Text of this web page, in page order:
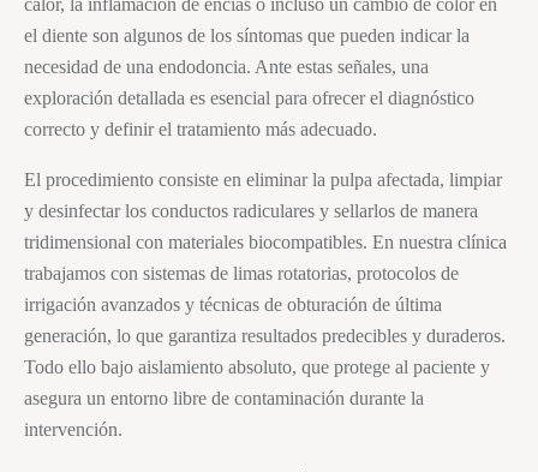
calor, la inflamación de encías o incluso un cambio de color en
el diente son algunos de los síntomas que pueden indicar la
necesidad de una endodoncia. Ante estas señales, una
exploración detallada es esencial para ofrecer el diagnóstico
correcto y definir el tratamiento más adecuado.
El procedimiento consiste en eliminar la pulpa afectada, limpiar
y desinfectar los conductos radiculares y sellarlos de manera
tridimensional con materiales biocompatibles. En nuestra clínica
trabajamos con sistemas de limas rotatorias, protocolos de
irrigación avanzados y técnicas de obturación de última
generación, lo que garantiza resultados predecibles y duraderos.
Todo ello bajo aislamiento absoluto, que protege al paciente y
asegura un entorno libre de contaminación durante la
intervención.